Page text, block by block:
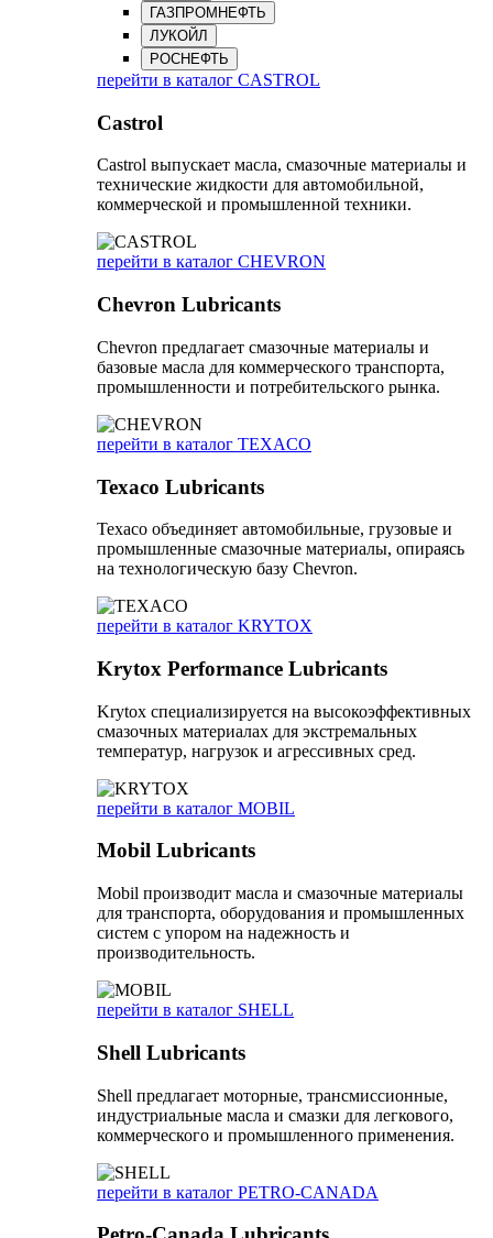
ГАЗПРОМНЕФТЬ
ЛУКОЙЛ
РОСНЕФТЬ
перейти в каталог CASTROL
Castrol
Castrol выпускает масла, смазочные материалы и
технические жидкости для автомобильной,
коммерческой и промышленной техники.
перейти в каталог CHEVRON
Chevron Lubricants
Chevron предлагает смазочные материалы и
базовые масла для коммерческого транспорта,
промышленности и потребительского рынка.
перейти в каталог TEXACO
Texaco Lubricants
Texaco объединяет автомобильные, грузовые и
промышленные смазочные материалы, опираясь
на технологическую базу Chevron.
перейти в каталог KRYTOX
Krytox Performance Lubricants
Krytox специализируется на высокоэффективных
смазочных материалах для экстремальных
температур, нагрузок и агрессивных сред.
перейти в каталог MOBIL
Mobil Lubricants
Mobil производит масла и смазочные материалы
для транспорта, оборудования и промышленных
систем с упором на надежность и
производительность.
перейти в каталог SHELL
Shell Lubricants
Shell предлагает моторные, трансмиссионные,
индустриальные масла и смазки для легкового,
коммерческого и промышленного применения.
перейти в каталог PETRO-CANADA